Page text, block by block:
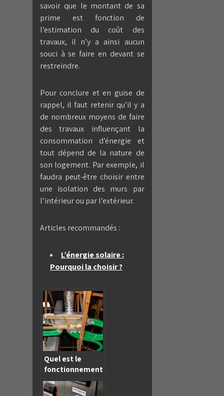
savoir que le montant de sa
prime est fonction de
l’estimation du coût des
travaux, il n’y a ainsi aucun
souci à se faire en devant se
restreindre.
Pour conclure et en guise de
rappel, il faut retenir qu’il y a
de nombreux moyens de faire
des travaux influençant la
consommation d’énergie et
tout dépend de la nature de
son logement. Par exemple, il
faudra peut-être choisir entre
une isolation des murs par
l’intérieur ou par l’extérieur.
Articles recommandés :
L’énergie solaire :
Pourquoi la choisir ?
Quel est le
fonctionnement
d’une chaudière
électrique ?